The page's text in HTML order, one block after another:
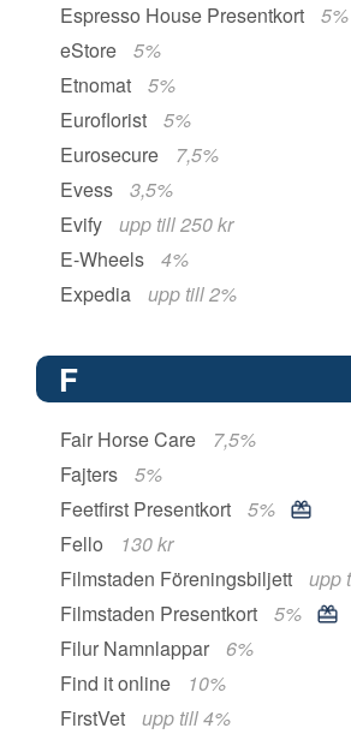
Espresso House Presentkort
5%
eStore
5%
Etnomat
5%
Euroflorist
5%
Eurosecure
7,5%
Evess
3,5%
Evify
upp till 250 kr
E-Wheels
4%
Expedia
upp till 2%
F
Fair Horse Care
7,5%
Fajters
5%
Feetfirst Presentkort
5%
Fello
130 kr
Filmstaden Föreningsbiljett
upp
Filmstaden Presentkort
5%
Filur Namnlappar
6%
Find it online
10%
FirstVet
upp till 4%